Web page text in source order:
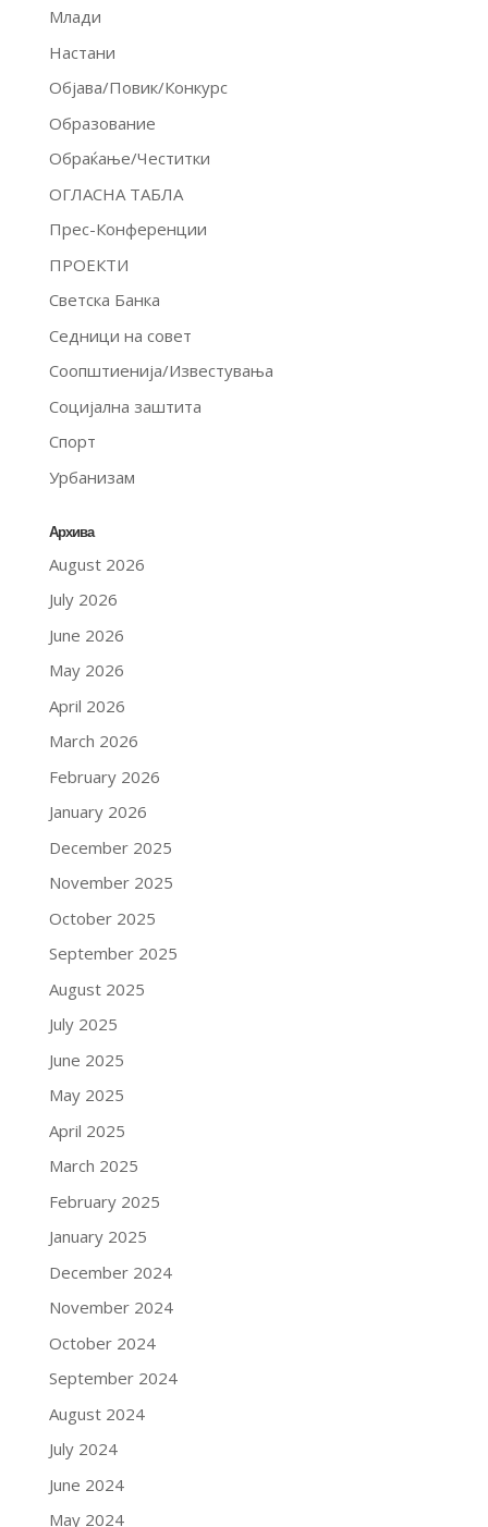
Млади
Настани
Објава/Повик/Конкурс
Образование
Обраќање/Честитки
ОГЛАСНА ТАБЛА
Прес-Конференции
ПРОЕКТИ
Светска Банка
Седници на совет
Соопштиенија/Известувања
Социјална заштита
Спорт
Урбанизам
Архива
August 2026
July 2026
June 2026
May 2026
April 2026
March 2026
February 2026
January 2026
December 2025
November 2025
October 2025
September 2025
August 2025
July 2025
June 2025
May 2025
April 2025
March 2025
February 2025
January 2025
December 2024
November 2024
October 2024
September 2024
August 2024
July 2024
June 2024
May 2024